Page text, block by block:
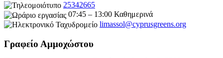
25342665
07:45 – 13:00 Καθημερινά
limassol@cyprusgreens.org
Γραφείο Αμμοχώστου